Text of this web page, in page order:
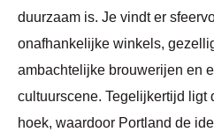
duurzaam is. Je vindt er
onafhankelijke winkels,
ambachtelijke brouwerijen en
cultuurscene. Tegelijkertijd ligt
hoek, waardoor Portland de